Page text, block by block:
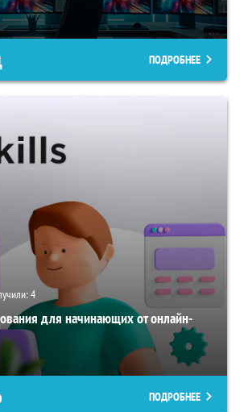
ПОДРОБНЕЕ
4
для начинающих от онлайн-
ПОДРОБНЕЕ